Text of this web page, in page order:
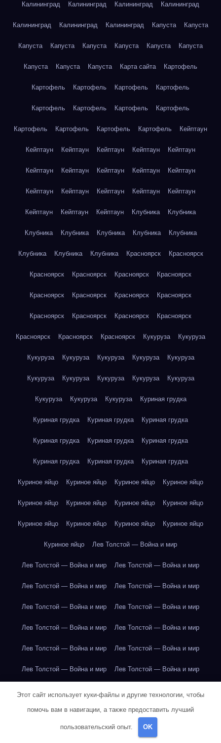
Калининград Калининград Калининград Калининград
Калининград Калининград Калининград Капуста Капуста
Капуста Капуста Капуста Капуста Капуста Капуста
Капуста Капуста Капуста Карта сайта Картофель
Картофель Картофель Картофель Картофель
Картофель Картофель Картофель Картофель
Картофель Картофель Картофель Картофель Кейптаун
Кейптаун Кейптаун Кейптаун Кейптаун Кейптаун
Кейптаун Кейптаун Кейптаун Кейптаун Кейптаун
Кейптаун Кейптаун Кейптаун Кейптаун Кейптаун
Кейптаун Кейптаун Кейптаун Клубника Клубника
Клубника Клубника Клубника Клубника Клубника
Клубника Клубника Клубника Красноярск Красноярск
Красноярск Красноярск Красноярск Красноярск
Красноярск Красноярск Красноярск Красноярск
Красноярск Красноярск Красноярск Красноярск
Красноярск Красноярск Красноярск Кукуруза Кукуруза
Кукуруза Кукуруза Кукуруза Кукуруза Кукуруза
Кукуруза Кукуруза Кукуруза Кукуруза Кукуруза
Кукуруза Кукуруза Кукуруза Куриная грудка
Куриная грудка Куриная грудка Куриная грудка
Куриная грудка Куриная грудка Куриная грудка
Куриная грудка Куриная грудка Куриная грудка
Куриное яйцо Куриное яйцо Куриное яйцо Куриное яйцо
Куриное яйцо Куриное яйцо Куриное яйцо Куриное яйцо
Куриное яйцо Куриное яйцо Куриное яйцо Куриное яйцо
Куриное яйцо Лев Толстой — Война и мир
Лев Толстой — Война и мир Лев Толстой — Война и мир
Лев Толстой — Война и мир Лев Толстой — Война и мир
Лев Толстой — Война и мир Лев Толстой — Война и мир
Лев Толстой — Война и мир Лев Толстой — Война и мир
Лев Толстой — Война и мир Лев Толстой — Война и мир
Лев Толстой — Война и мир Лев Толстой — Война и мир
Лондон Лондон Лондон Лондон Лондон Лондон
Лондон Лондон Лондон Лондон
Этот сайт использует куки-файлы и другие технологии, чтобы
помочь вам в навигации, а также предоставить лучший
пользовательский опыт. OK